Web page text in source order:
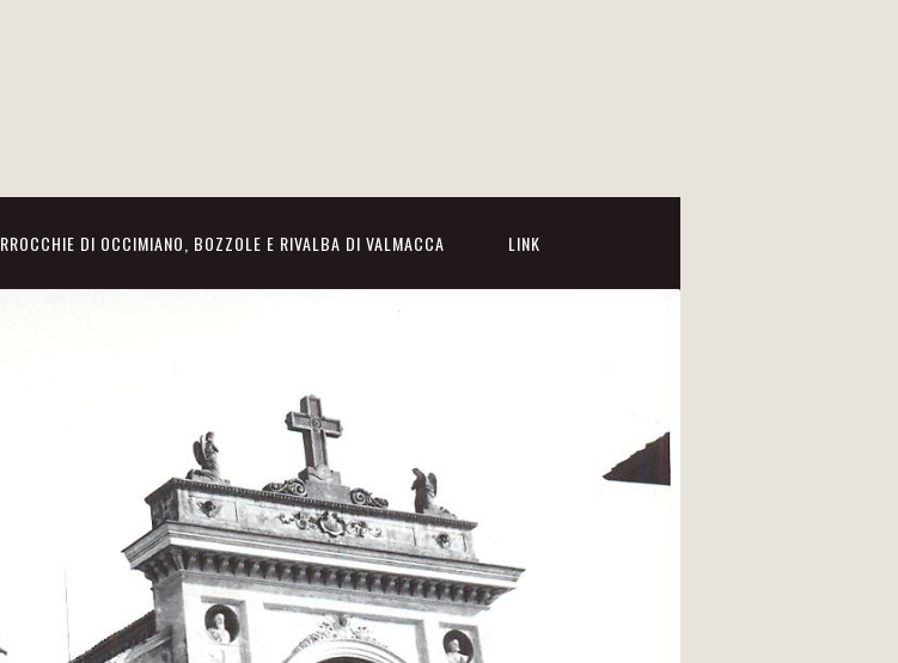
DI OCCIMIANO, BOZZOLE E RIVALBA DI VALMACCA LINK